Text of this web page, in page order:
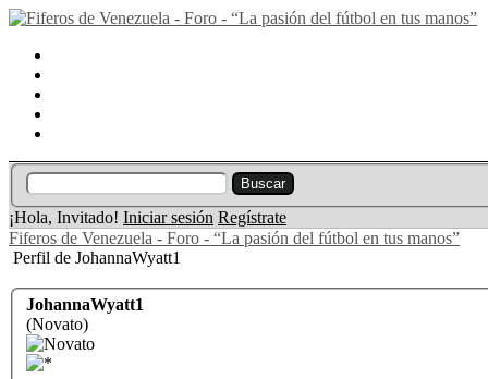
¡Hola, Invitado! Iniciar sesión Regístrate
Fiferos de Venezuela - Foro - “La pasión del fútbol en tus manos”
Perfil de JohannaWyatt1
JohannaWyatt1
(Novato)